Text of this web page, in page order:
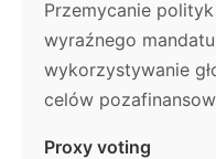
Przemycanie
wyraźnego
wykorzystywanie
celów
Proxy voting